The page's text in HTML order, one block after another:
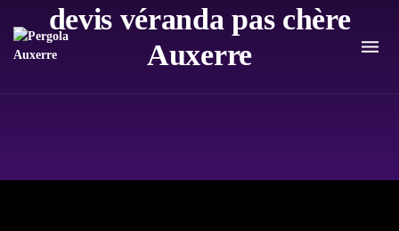
devis véranda pas chère
Auxerre